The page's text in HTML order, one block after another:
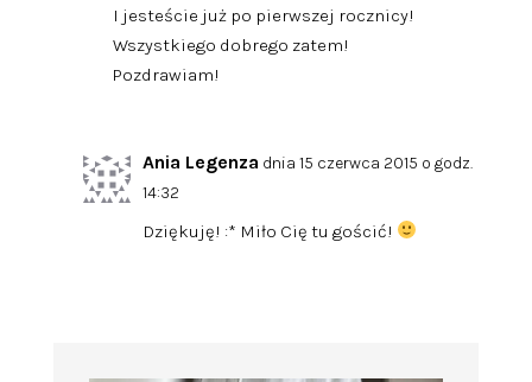
I jesteście już po pierwszej rocznicy!
Wszystkiego dobrego zatem!
Pozdrawiam!
Ania Legenza dnia 15 czerwca 2015 o godz.
14:32
Dziękuję! :* Miło Cię tu gościć!